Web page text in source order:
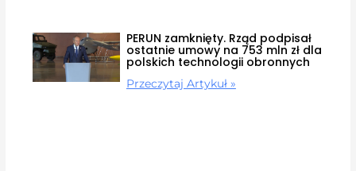
PERUN zamknięty. Rząd podpisał
ostatnie umowy na 753 mln zł dla
polskich technologii obronnych
Przeczytaj Artykuł »